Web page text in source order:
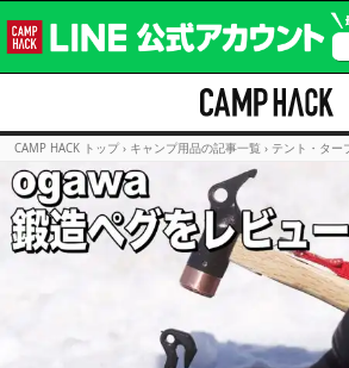
CAMP HACK トップ › キャンプ用品の記事一覧 › テント・ター